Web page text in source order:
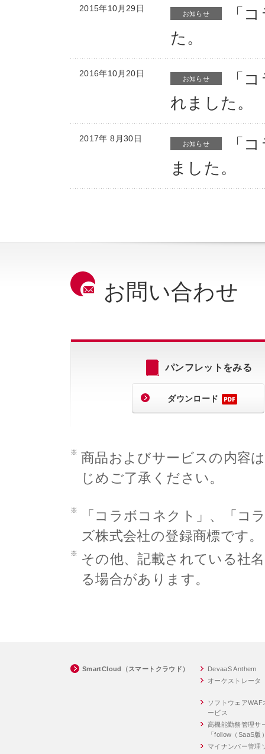
2015年10月29日
お知らせ
「
た。
2016年10月20日
お知らせ
「
れました。
2017年 8月30日
お知らせ
「
ました。
お問い合わせ
パンフレットをみる
ダウンロード
※ 商品およびサービスの内容
じめご了承ください。
※
「コラボコネクト」、「コ
ズ株式会社の登録商標です。
※
その他、記載されている社
る場合があります。
SmartCloud（スマートクラウド）
DevaaS Anthem
オーケストレータ
ソフトウェア
ービス
高機能勤務管理サ
「follow（SaaS版
マイナンバー管理